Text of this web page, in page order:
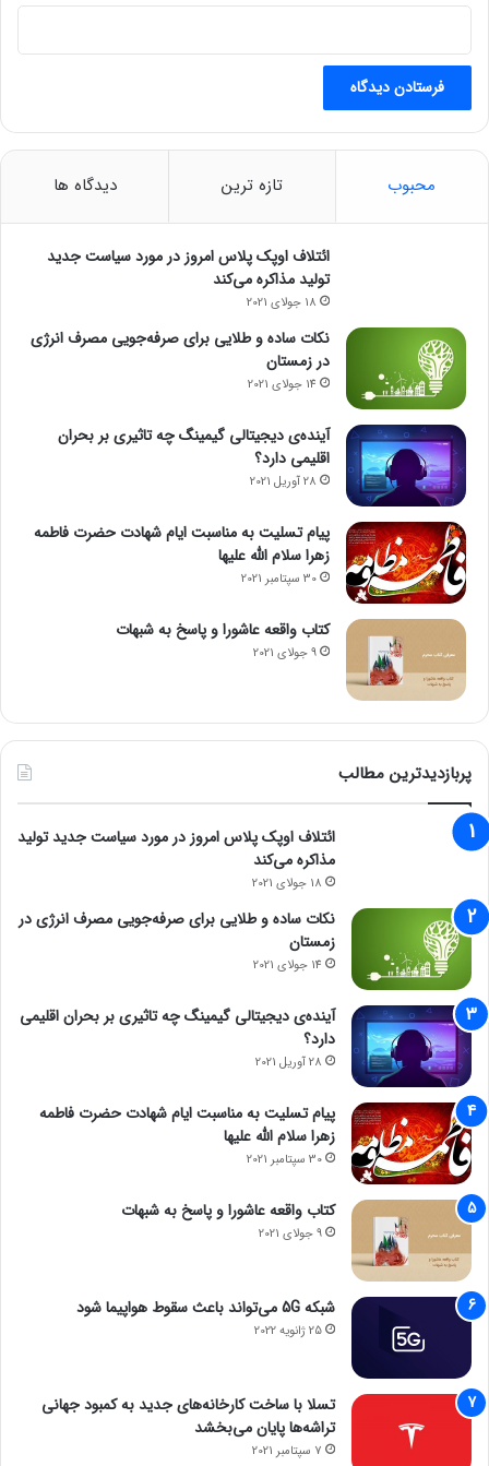
محبوب تازه ترین دیدگاه ها
ائتلاف اوپک پلاس امروز در مورد سیاست جدید
تولید مذاکره می‌کند
18 جولای 2021
نکات ساده و طلایی برای صرفه‌جویی مصرف انرژی
در زمستان
14 جولای 2021
آینده‌ی دیجیتالی گیمینگ چه تاثیری بر بحران
اقلیمی دارد؟
28 آوریل 2021
پیام تسلیت به مناسبت ایام شهادت حضرت فاطمه
زهرا سلام الله علیها
30 سپتامبر 2021
کتاب واقعه عاشورا و پاسخ به شبهات
9 جولای 2021
پربازدیدترین مطالب
ائتلاف اوپک پلاس امروز در مورد سیاست جدید تولید
مذاکره می‌کند
18 جولای 2021
نکات ساده و طلایی برای صرفه‌جویی مصرف انرژی در
زمستان
14 جولای 2021
آینده‌ی دیجیتالی گیمینگ چه تاثیری بر بحران اقلیمی
دارد؟
28 آوریل 2021
پیام تسلیت به مناسبت ایام شهادت حضرت فاطمه
زهرا سلام الله علیها
30 سپتامبر 2021
کتاب واقعه عاشورا و پاسخ به شبهات
9 جولای 2021
شبکه 5G می‌تواند باعث سقوط هواپیما شود
25 ژانویه 2022
تسلا با ساخت کارخانه‌های جدید به کمبود جهانی
تراشه‌ها پایان می‌بخشد
7 سپتامبر 2021